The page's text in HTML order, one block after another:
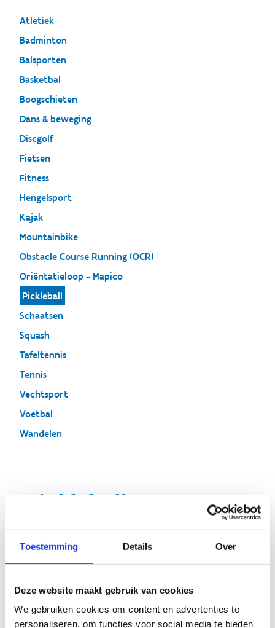
Toestemming Details Over
Deze website maakt gebruik van cookies
We gebruiken cookies om content en advertenties te
personaliseren, om functies voor social media te bieden
Atletiek
Badminton
Balsporten
Basketbal
Boogschieten
Dans & beweging
Discgolf
Fietsen
Fitness
Hengelsport
Kajak
Mountainbike
Obstacle Course Running (OCR)
Oriëntatieloop - Mapico
Pickleball
Schaatsen
Squash
Tafeltennis
Tennis
Vechtsport
Voetbal
Wandelen
Pickleball